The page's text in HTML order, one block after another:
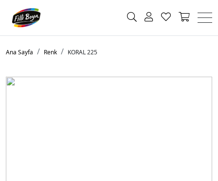
Ana Sayfa Renk KORAL 225